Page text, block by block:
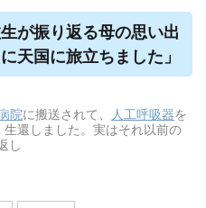
が振り返る母の思い出
天国に旅立ちました」
院に搬送されて、 人工呼吸器を
生還しました。実はそれ以前の
し